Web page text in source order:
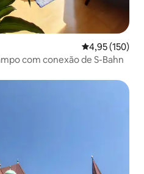
4,95 de uma
4,95 (150)
com conexão de S-Bahn